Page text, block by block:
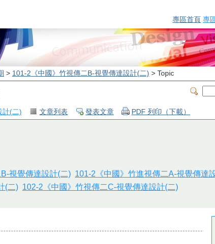
專區首頁 專
> 101-2《中國》竹視傳二B-視覺傳達設計(二) > Topic
計(二) 文章列表 發表文章 PDF 列印（下載）
視覺傳達設計(二) 101-2《中國》竹進視傳二A-視覺傳達
(二) 102-2《中國》竹視傳二C-視覺傳達設計(二)